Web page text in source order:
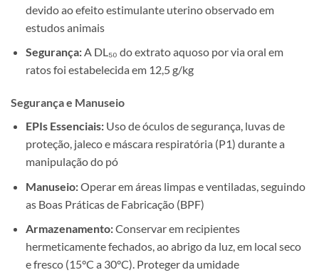
devido ao efeito estimulante uterino observado em
estudos animais
Segurança:A DL₅₀ do extrato aquoso por via oral em
ratos foi estabelecida em 12,5 g/kg
Segurança e Manuseio
EPIs Essenciais:Uso de óculos de segurança, luvas de
proteção, jaleco e máscara respiratória (P1) durante a
manipulação do pó
Manuseio:Operar em áreas limpas e ventiladas, seguindo
as Boas Práticas de Fabricação (BPF)
Armazenamento:Conservar em recipientes
hermeticamente fechados, ao abrigo da luz, em local seco
e fresco (15°C a 30°C). Proteger da umidade